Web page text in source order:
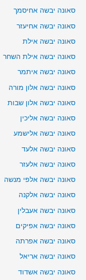
סאונה יבשה אחיסמך
סאונה יבשה אחיעזר
סאונה יבשה אילת
סאונה יבשה אילת השחר
סאונה יבשה איתמר
סאונה יבשה אלון מורה
סאונה יבשה אלון שבות
סאונה יבשה אליכין
סאונה יבשה אלישמע
סאונה יבשה אלעד
סאונה יבשה אלעזר
סאונה יבשה אלפי מנשה
סאונה יבשה אלקנה
סאונה יבשה אעבלין
סאונה יבשה אפיקים
סאונה יבשה אפרתה
סאונה יבשה אריאל
סאונה יבשה אשדוד